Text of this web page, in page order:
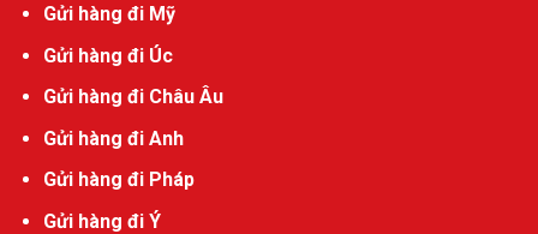
Gửi hàng đi Mỹ
Gửi hàng đi Úc
Gửi hàng đi Châu Âu
Gửi hàng đi Anh
Gửi hàng đi Pháp
Gửi hàng đi Ý